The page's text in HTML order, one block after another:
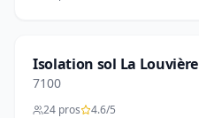
Isolation sol La Louvière
7100
24 pros 4.6/5